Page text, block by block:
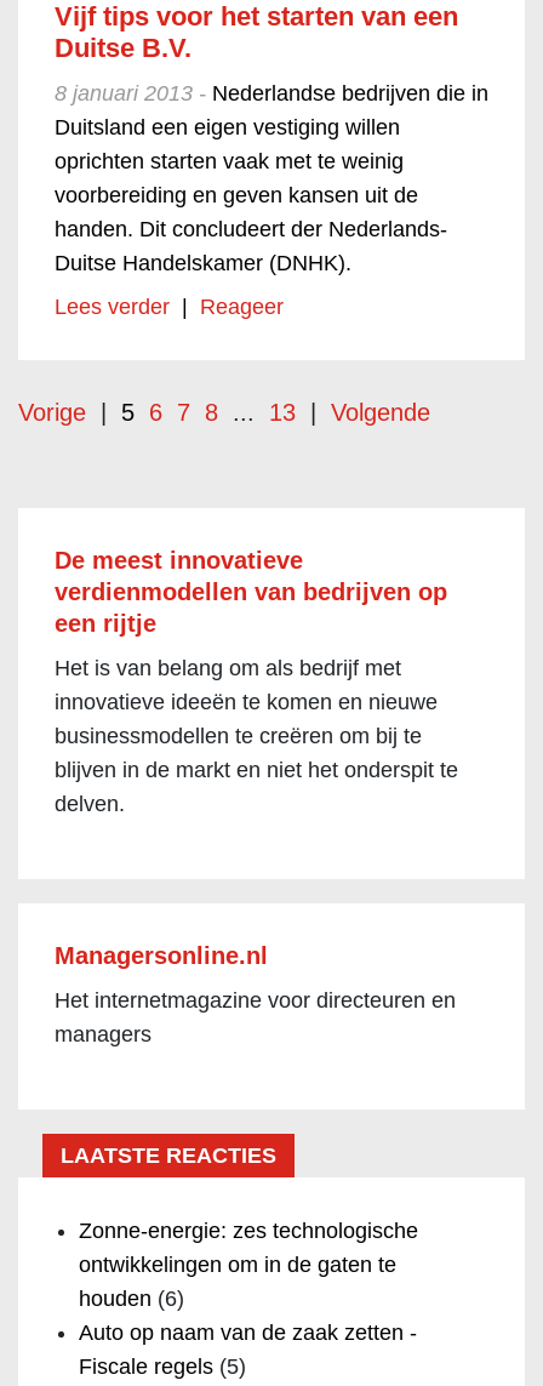
Vijf tips voor het starten van een
Duitse B.V.
8 januari 2013 - Nederlandse bedrijven die in
Duitsland een eigen vestiging willen
oprichten starten vaak met te weinig
voorbereiding en geven kansen uit de
handen. Dit concludeert der Nederlands-
Duitse Handelskamer (DNHK).
Lees verder
Reageer
Vorige 5 6 7 8 ... 13 Volgende
De meest innovatieve
verdienmodellen van bedrijven op
een rijtje
Het is van belang om als bedrijf met
innovatieve ideeën te komen en nieuwe
businessmodellen te creëren om bij te
blijven in de markt en niet het onderspit te
delven.
Managersonline.nl
Het internetmagazine voor directeuren en
managers
LAATSTE REACTIES
Zonne-energie: zes technologische
ontwikkelingen om in de gaten te
houden (6)
Auto op naam van de zaak zetten -
Fiscale regels (5)